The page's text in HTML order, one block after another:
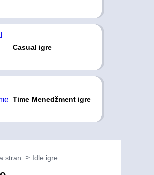
Casual igre
Time Menedžment igre
stran Idle igre